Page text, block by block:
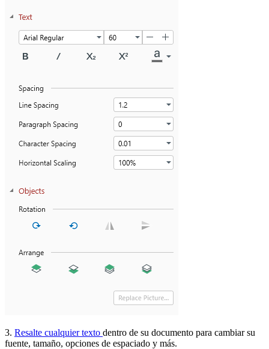
3. Resalte cualquier texto dentro de su documento para cambiar su
fuente, tamaño, opciones de espaciado y más.